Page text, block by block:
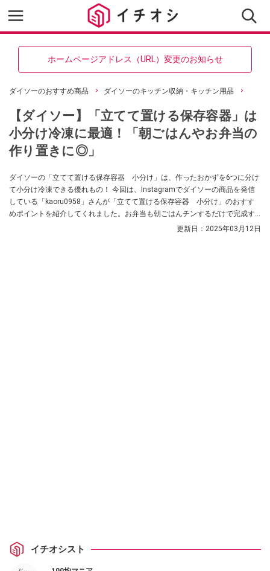
ホームページアドレス（URL）変更のお知らせ
ダイソーのおすすめ商品 ダイソーのキッチン収納・キッチン用品
【ダイソー】「立てて置ける保存容器」は
小分け冷凍に最適！「朝ごはんやお弁当の
作り置きに◎」
ダイソーの「立てて置ける保存容器 小分け」は、作ったおかずを6つに分け
て小分け冷凍できる優れもの！ 今回は、Instagramでダイソーの商品を発信
している「kaoru0958」さんが「立てて置ける保存容器 小分け」のおすす
めポイントを紹介してくれました。お弁当も朝ごはんチンするだけで完成す
更新日： 2025年03月12日
イチオシスト